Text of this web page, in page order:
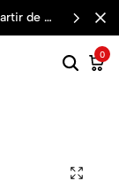
mxn
0